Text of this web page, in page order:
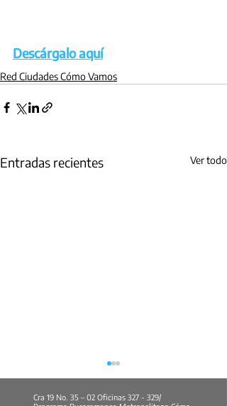
Descárgalo aquí
Red Ciudades Cómo Vamos
Entradas recientes Ver todo
Cra 19 No. 35 – 02 Oficinas 327 - 329/